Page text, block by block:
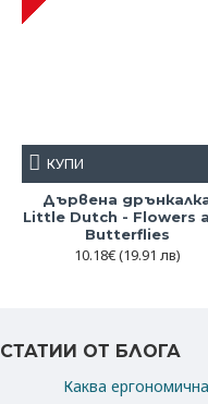
Дървена
Little Dutch - Flowers
Butterflies
10.18€(19.91 лв)
КУПИ
СТАТИИ ОТ БЛОГА
Каква